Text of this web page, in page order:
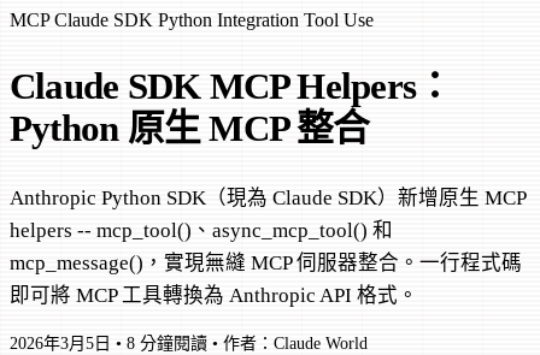
MCPClaude SDK Python Integration Tool Use
Claude SDK MCP Helpers：
Python 原生 MCP 整合
Anthropic Python SDK（現為 Claude SDK）新增原生 MCP
helpers -- mcp_tool()、async_mcp_tool() 和
mcp_message()，實現無縫 MCP 伺服器整合。一行程式碼
即可將 MCP 工具轉換為 Anthropic API 格式。
2026年3月5日 • 8 分鐘閱讀 • 作者：Claude World